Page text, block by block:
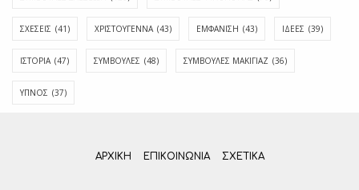
ΣΧΕΣΕΙΣ (41) ΧΡΙΣΤΟΥΓΕΝΝΑ (43) ΕΜΦΆΝΙΣΗ (43) ΙΔΈΕΣ (39)
ΙΣΤΟΡΊΑ (47) ΣΥΜΒΟΥΛΈΣ (48) ΣΥΜΒΟΥΛΈΣ ΜΑΚΙΓΙΆΖ (36)
ΎΠΝΟΣ (37)
ΑΡΧΙΚΗ ΕΠΙΚΟΙΝΩΝΊΑ ΣΧΕΤΙΚΆ